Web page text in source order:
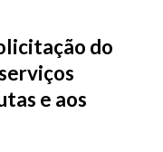
do
e aos